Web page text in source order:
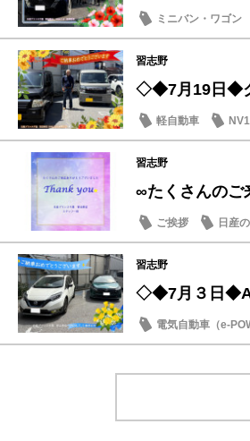
ミニバン・ワゴン
習志野
◇◆7月19日◆
軽自動車
習志野
∞たくさんのご
ご挨拶 日産
習志野
◇◆7月３日
電気自動車（e-
納車式